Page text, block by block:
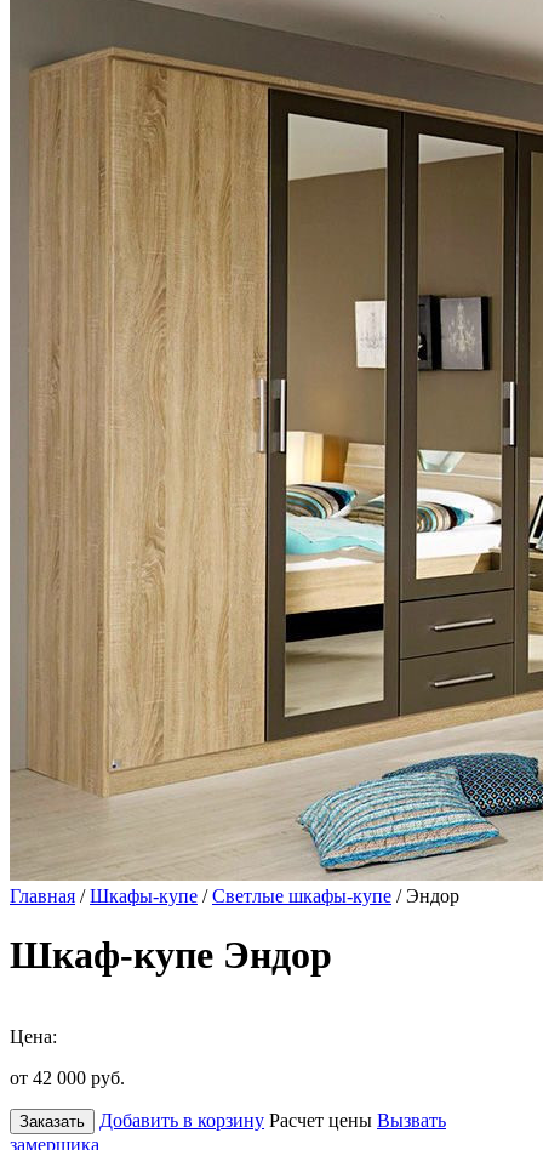
Главная /Шкафы-купе /Светлые шкафы-купе / Эндор
Шкаф-купе Эндор
Цена:
от 42 000 руб.
Заказать Добавить в корзину Расчет цены Вызвать
замерщика